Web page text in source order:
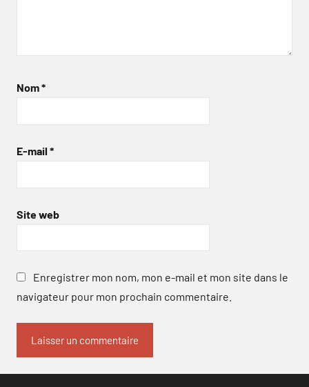
Nom*
E-mail *
Site web
Enregistrer mon nom, mon e-mail et mon site dans le
navigateur pour mon prochain commentaire.